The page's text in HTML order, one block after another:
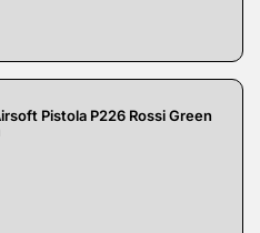
Pistola P226 Rossi Green